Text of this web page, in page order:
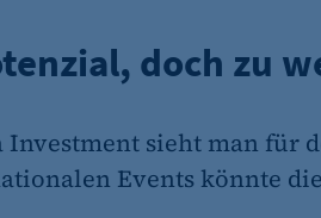
doch zu
sieht man für
Events könnte